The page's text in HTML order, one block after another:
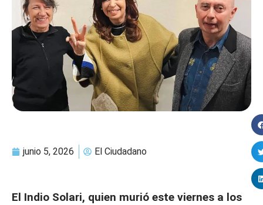
junio 5, 2026 El Ciudadano
El Indio Solari, quien murió este viernes a los